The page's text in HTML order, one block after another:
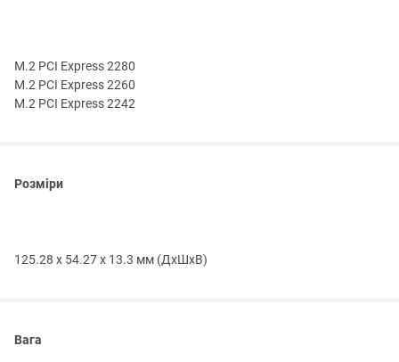
M.2 PCI Express 2280
M.2 PCI Express 2260
M.2 PCI Express 2242
Розміри
125.28 x 54.27 x 13.3 мм (ДхШхВ)
Вага